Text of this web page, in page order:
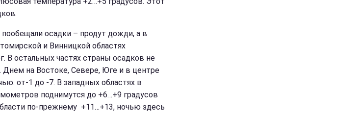
пообещали осадки – продут дожди, а в
и Винницкой областях
остальных частях страны осадков не
Днем на Востоке, Севере, Юге и в центре
от-1 до -7. В западных областях в
поднимутся до +6…+9 градусов
по-прежнему +11…+13, ночью здесь